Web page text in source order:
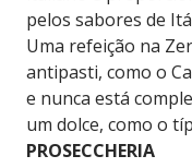
pelos sabores de
Uma refeição na
antipasti, como o
e nunca está
um dolce, como o
PROSECCHERIA